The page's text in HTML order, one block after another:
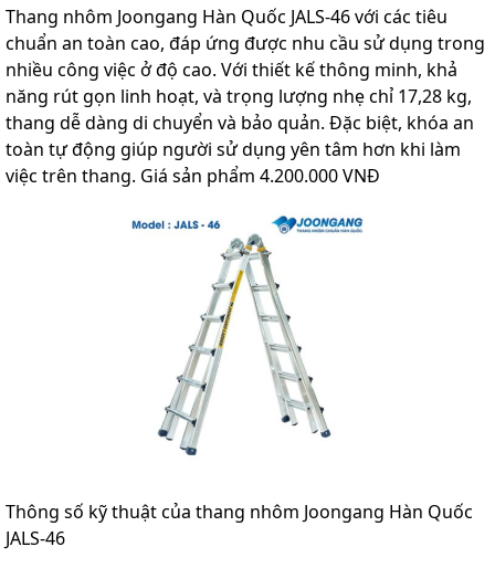
Thang nhôm Joongang Hàn Quốc JALS-46 với các tiêu
chuẩn an toàn cao, đáp ứng được nhu cầu sử dụng trong
nhiều công việc ở độ cao. Với thiết kế thông minh, khả
năng rút gọn linh hoạt, và trọng lượng nhẹ chỉ 17,28 kg,
thang dễ dàng di chuyển và bảo quản. Đặc biệt, khóa an
toàn tự động giúp người sử dụng yên tâm hơn khi làm
việc trên thang. Giá sản phẩm 4.200.000 VNĐ
Thông số kỹ thuật của thang nhôm Joongang Hàn Quốc
JALS-46